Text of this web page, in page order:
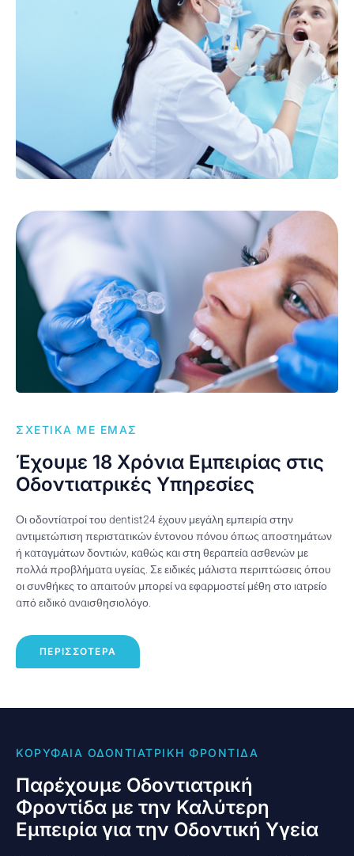
ΣΧΕΤΙΚΑ ΜΕ ΕΜΑΣ
Έχουμε 18 Χρόνια Εμπειρίας στις
Οδοντιατρικές Υπηρεσίες
Οι οδοντίατροί του dentist24 έχουν μεγάλη εμπειρία στην
αντιμετώπιση περιστατικών έντονου πόνου όπως αποστημάτων
ή καταγμάτων δοντιών, καθώς και στη θεραπεία ασθενών με
πολλά προβλήματα υγείας. Σε ειδικές μάλιστα περιπτώσεις όπου
οι συνθήκες το απαιτούν μπορεί να εφαρμοστεί μέθη στο ιατρείο
από ειδικό αναισθησιολόγο.
ΠΕΡΙΣΣΟΤΕΡΑ
ΚΟΡΥΦΑΊΑ ΟΔΟΝΤΙΑΤΡΙΚΉ ΦΡΟΝΤΊΔΑ
Παρέχουμε Οδοντιατρική
Φροντίδα με την Καλύτερη
Εμπειρία για την Οδοντική Υγεία